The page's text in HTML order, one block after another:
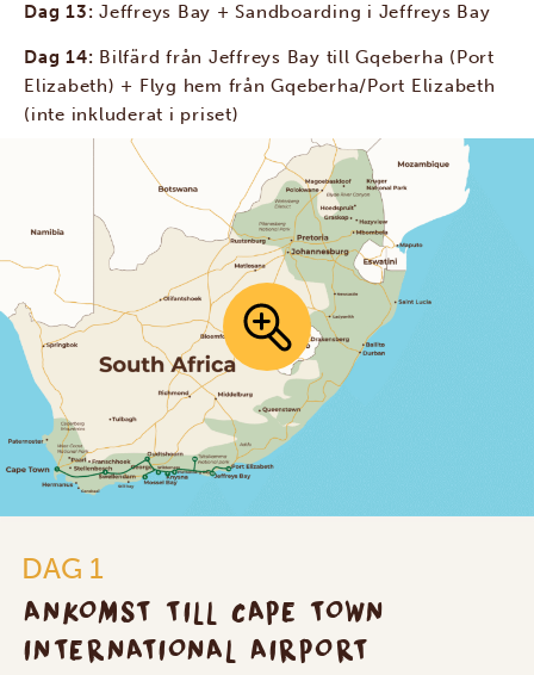
Dag 13: Jeffreys Bay + Sandboarding i Jeffreys Bay
Dag 14: Bilfärd från Jeffreys Bay till Gqeberha (Port
Elizabeth) + Flyg hem från Gqeberha/Port Elizabeth
(inte inkluderat i priset)
DAG 1
ANKOMST TILL CAPE TOWN
INTERNATIONAL AIRPORT